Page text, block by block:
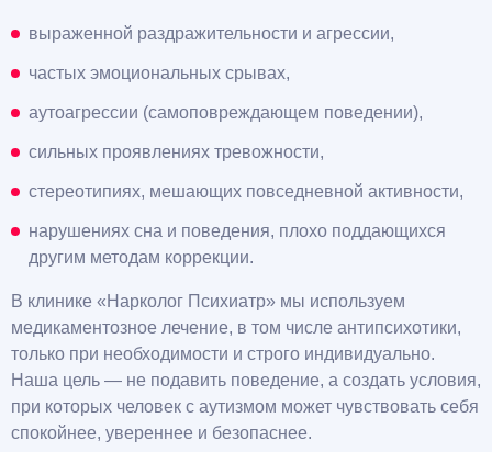
выраженной раздражительности и агрессии,
частых эмоциональных срывах,
аутоагрессии (самоповреждающем поведении),
сильных проявлениях тревожности,
стереотипиях, мешающих повседневной активности,
нарушениях сна и поведения, плохо поддающихся
другим методам коррекции.
В клинике «Нарколог Психиатр» мы используем
медикаментозное лечение, в том числе антипсихотики,
только при необходимости и строго индивидуально.
Наша цель — не подавить поведение, а создать условия,
при которых человек с аутизмом может чувствовать себя
спокойнее, увереннее и безопаснее.